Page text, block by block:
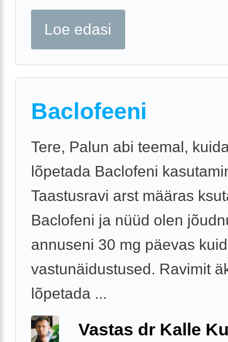
Loe edasi
Baclofeeni
Tere, Palun abi teemal,
lõpetada Baclofeni
Taastusravi arst määras
Baclofeni ja nüüd olen
annuseni 30 mg päevas
vastunäidustused. Ravimit
lõpetada ...
Vastas dr Kalle